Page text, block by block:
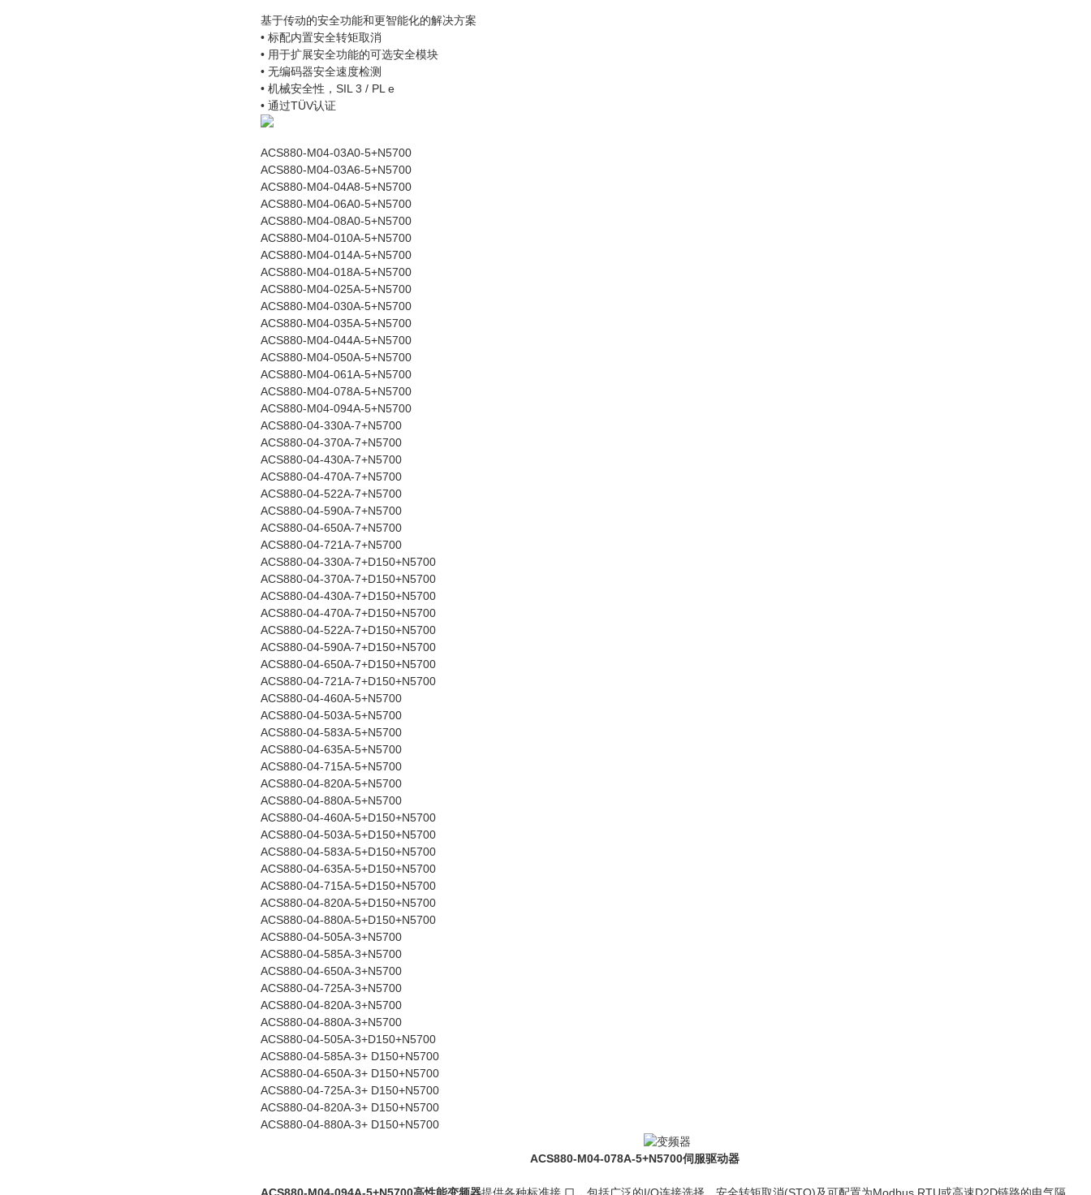
基于传动的安全功能和更智能化的解决方案
• 标配内置安全转矩取消
• 用于扩展安全功能的可选安全模块
• 无编码器安全速度检测
• 机械安全性，SIL 3 / PL e
• 通过TÜV认证
ACS880-M04-03A0-5+N5700
ACS880-M04-03A6-5+N5700
ACS880-M04-04A8-5+N5700
ACS880-M04-06A0-5+N5700
ACS880-M04-08A0-5+N5700
ACS880-M04-010A-5+N5700
ACS880-M04-014A-5+N5700
ACS880-M04-018A-5+N5700
ACS880-M04-025A-5+N5700
ACS880-M04-030A-5+N5700
ACS880-M04-035A-5+N5700
ACS880-M04-044A-5+N5700
ACS880-M04-050A-5+N5700
ACS880-M04-061A-5+N5700
ACS880-M04-078A-5+N5700
ACS880-M04-094A-5+N5700
ACS880-04-330A-7+N5700
ACS880-04-370A-7+N5700
ACS880-04-430A-7+N5700
ACS880-04-470A-7+N5700
ACS880-04-522A-7+N5700
ACS880-04-590A-7+N5700
ACS880-04-650A-7+N5700
ACS880-04-721A-7+N5700
ACS880-04-330A-7+D150+N5700
ACS880-04-370A-7+D150+N5700
ACS880-04-430A-7+D150+N5700
ACS880-04-470A-7+D150+N5700
ACS880-04-522A-7+D150+N5700
ACS880-04-590A-7+D150+N5700
ACS880-04-650A-7+D150+N5700
ACS880-04-721A-7+D150+N5700
ACS880-04-460A-5+N5700
ACS880-04-503A-5+N5700
ACS880-04-583A-5+N5700
ACS880-04-635A-5+N5700
ACS880-04-715A-5+N5700
ACS880-04-820A-5+N5700
ACS880-04-880A-5+N5700
ACS880-04-460A-5+D150+N5700
ACS880-04-503A-5+D150+N5700
ACS880-04-583A-5+D150+N5700
ACS880-04-635A-5+D150+N5700
ACS880-04-715A-5+D150+N5700
ACS880-04-820A-5+D150+N5700
ACS880-04-880A-5+D150+N5700
ACS880-04-505A-3+N5700
ACS880-04-585A-3+N5700
ACS880-04-650A-3+N5700
ACS880-04-725A-3+N5700
ACS880-04-820A-3+N5700
ACS880-04-880A-3+N5700
ACS880-04-505A-3+D150+N5700
ACS880-04-585A-3+ D150+N5700
ACS880-04-650A-3+ D150+N5700
ACS880-04-725A-3+ D150+N5700
ACS880-04-820A-3+ D150+N5700
ACS880-04-880A-3+ D150+N5700
ACS880-M04-078A-5+N5700伺服驱动器